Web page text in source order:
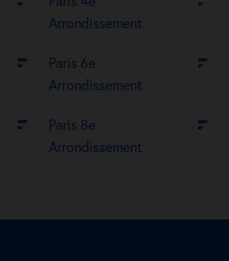
Arrondissement
Paris 6e
Arrondissement
Paris 8e
Arrondissement